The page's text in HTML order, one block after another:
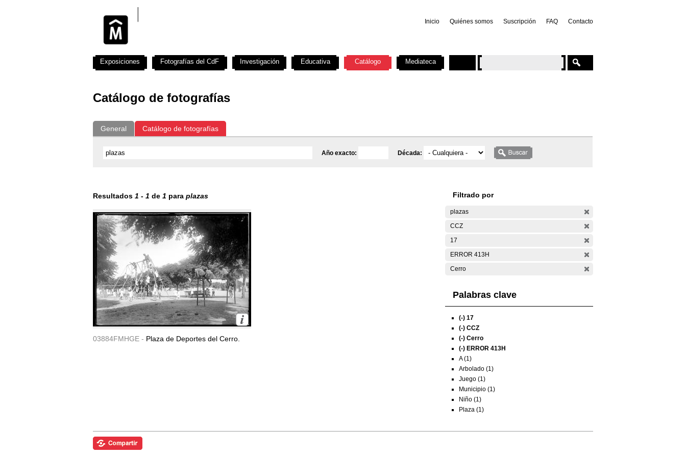
Inicio Quiénes somos Suscripción FAQ Contacto
Catálogo de fotografías
General Catálogo de fotografías
Año exacto: Década:
Resultados 1 - 1 de 1 para plazas
03884FMHGE - Plaza de Deportes del Cerro.
Filtrado por
plazas
CCZ
17
ERROR 413H
Cerro
Palabras clave
(-) 17
(-) CCZ
(-) Cerro
(-) ERROR 413H
A (1)
Arbolado (1)
Juego (1)
Municipio (1)
Niño (1)
Plaza (1)
Exposiciones Fotografías del CdF Investigación Educativa Catálogo Mediateca